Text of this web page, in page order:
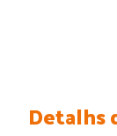
Detalhs